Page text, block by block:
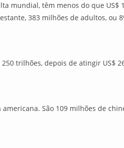
mundial, têm menos do que US$
383 milhões de adultos, ou
trilhões, depois de atingir US$
São 109 milhões de